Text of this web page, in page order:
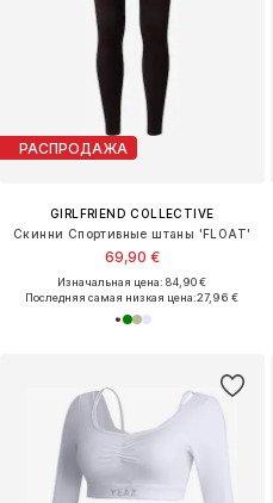
РАСПРОДАЖА
GIRLFRIEND COLLECTIVE
Скинни Спортивные штаны 'FLOAT'
69,90 €
Изначальная цена: 84,90 €
Последняя самая низкая цена:27,96 €